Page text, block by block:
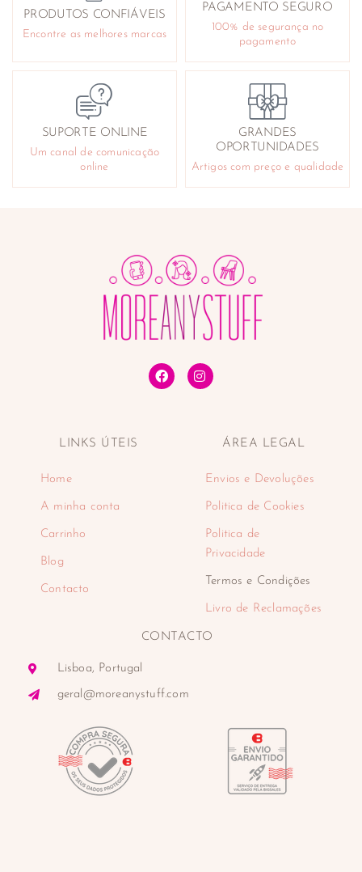
PRODUTOS CONFIÁVEIS
Encontre as melhores marcas
PAGAMENTO SEGURO
100% de segurança no
pagamento
SUPORTE ONLINE
Um canal de comunicação
online
GRANDES
OPORTUNIDADES
Artigos com preço e qualidade
LINKS ÚTEIS
Home
A minha conta
Carrinho
Blog
Contacto
ÁREA LEGAL
Envios e Devoluções
Politica de Cookies
Politica de
Privacidade
Termos e Condições
Livro de Reclamações
CONTACTO
Lisboa, Portugal
geral@moreanystuff.com